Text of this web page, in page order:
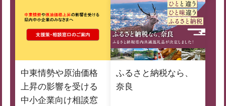
中東情勢や原油価格
上昇の影響を受ける
中小企業向け相談窓
ふるさと納税なら、
奈良